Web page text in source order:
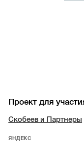
Проект для
Скобеев и Партнеры
ЯНДЕКС